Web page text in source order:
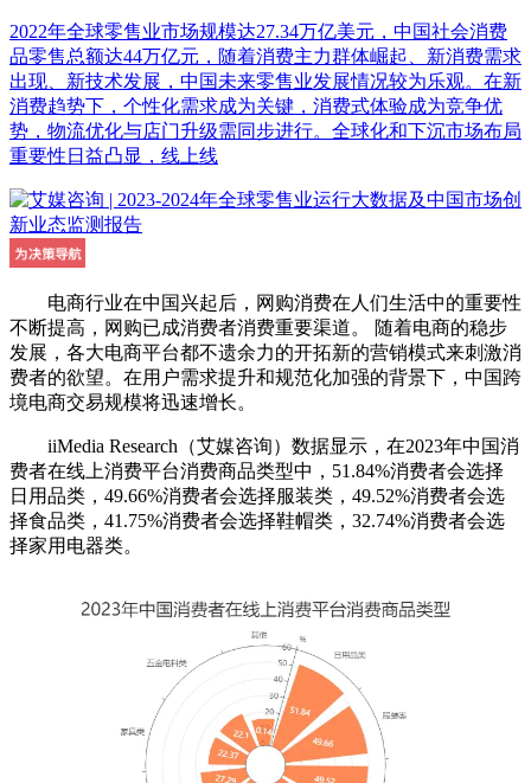
2022年全球零售业市场规模达27.34万亿美元，中国社会消费
品零售总额达44万亿元，随着消费主力群体崛起、新消费需求
出现、新技术发展，中国未来零售业发展情况较为乐观。在新
消费趋势下，个性化需求成为关键，消费式体验成为竞争优
势，物流优化与店门升级需同步进行。全球化和下沉市场布局
重要性日益凸显，线上线
电商行业在中国兴起后，网购消费在人们生活中的重要性
不断提高，网购已成消费者消费重要渠道。 随着电商的稳步
发展，各大电商平台都不遗余力的开拓新的营销模式来刺激消
费者的欲望。在用户需求提升和规范化加强的背景下，中国跨
境电商交易规模将迅速增长。
iiMedia Research（艾媒咨询）数据显示，在2023年中国消
费者在线上消费平台消费商品类型中，51.84%消费者会选择
日用品类，49.66%消费者会选择服装类，49.52%消费者会选
择食品类，41.75%消费者会选择鞋帽类，32.74%消费者会选
择家用电器类。